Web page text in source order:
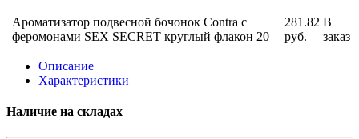
Ароматизатор подвесной бочонок Contra с
феромонами SEX SECRET круглый флакон 20_
281.82
руб.
В
заказ
Описание
Характеристики
Наличие на складах